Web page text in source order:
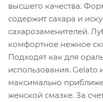
высшего качества.
содержит сахара и
сахарозаменителей.
комфортное нежное
Подходят как для
использования.
максимально
женской смазке. За